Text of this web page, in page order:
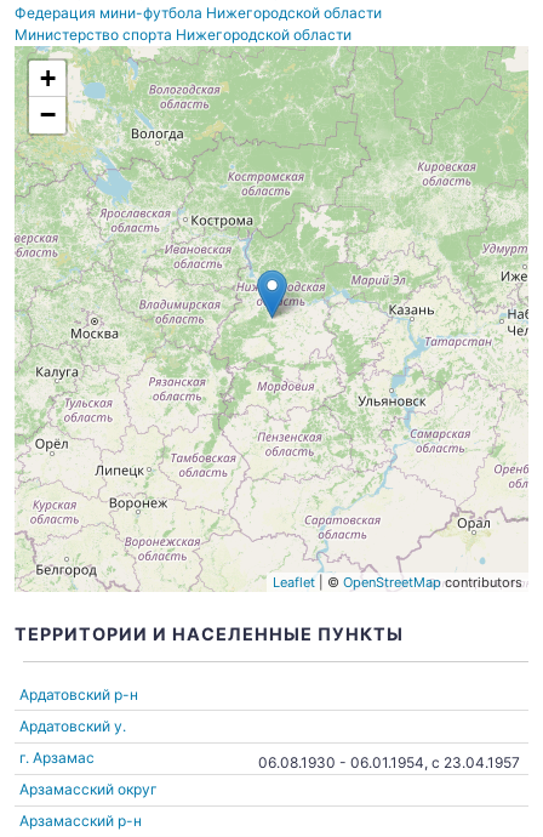
Федерация мини-футбола Нижегородской области
Министерство спорта Нижегородской области
+
−
Leaflet | © OpenStreetMapcontributors
ТЕРРИТОРИИ И НАСЕЛЕННЫЕ ПУНКТЫ
Ардатовский р-н
Ардатовский у.
г. Арзамас
06.08.1930 - 06.01.1954, c 23.04.1957
Арзамасский округ
Арзамасский р-н